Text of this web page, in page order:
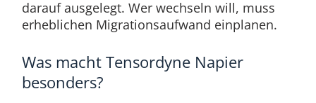
darauf ausgelegt. Wer wechseln will, muss
erheblichen Migrationsaufwand einplanen.
Was macht Tensordyne Napier
besonders?